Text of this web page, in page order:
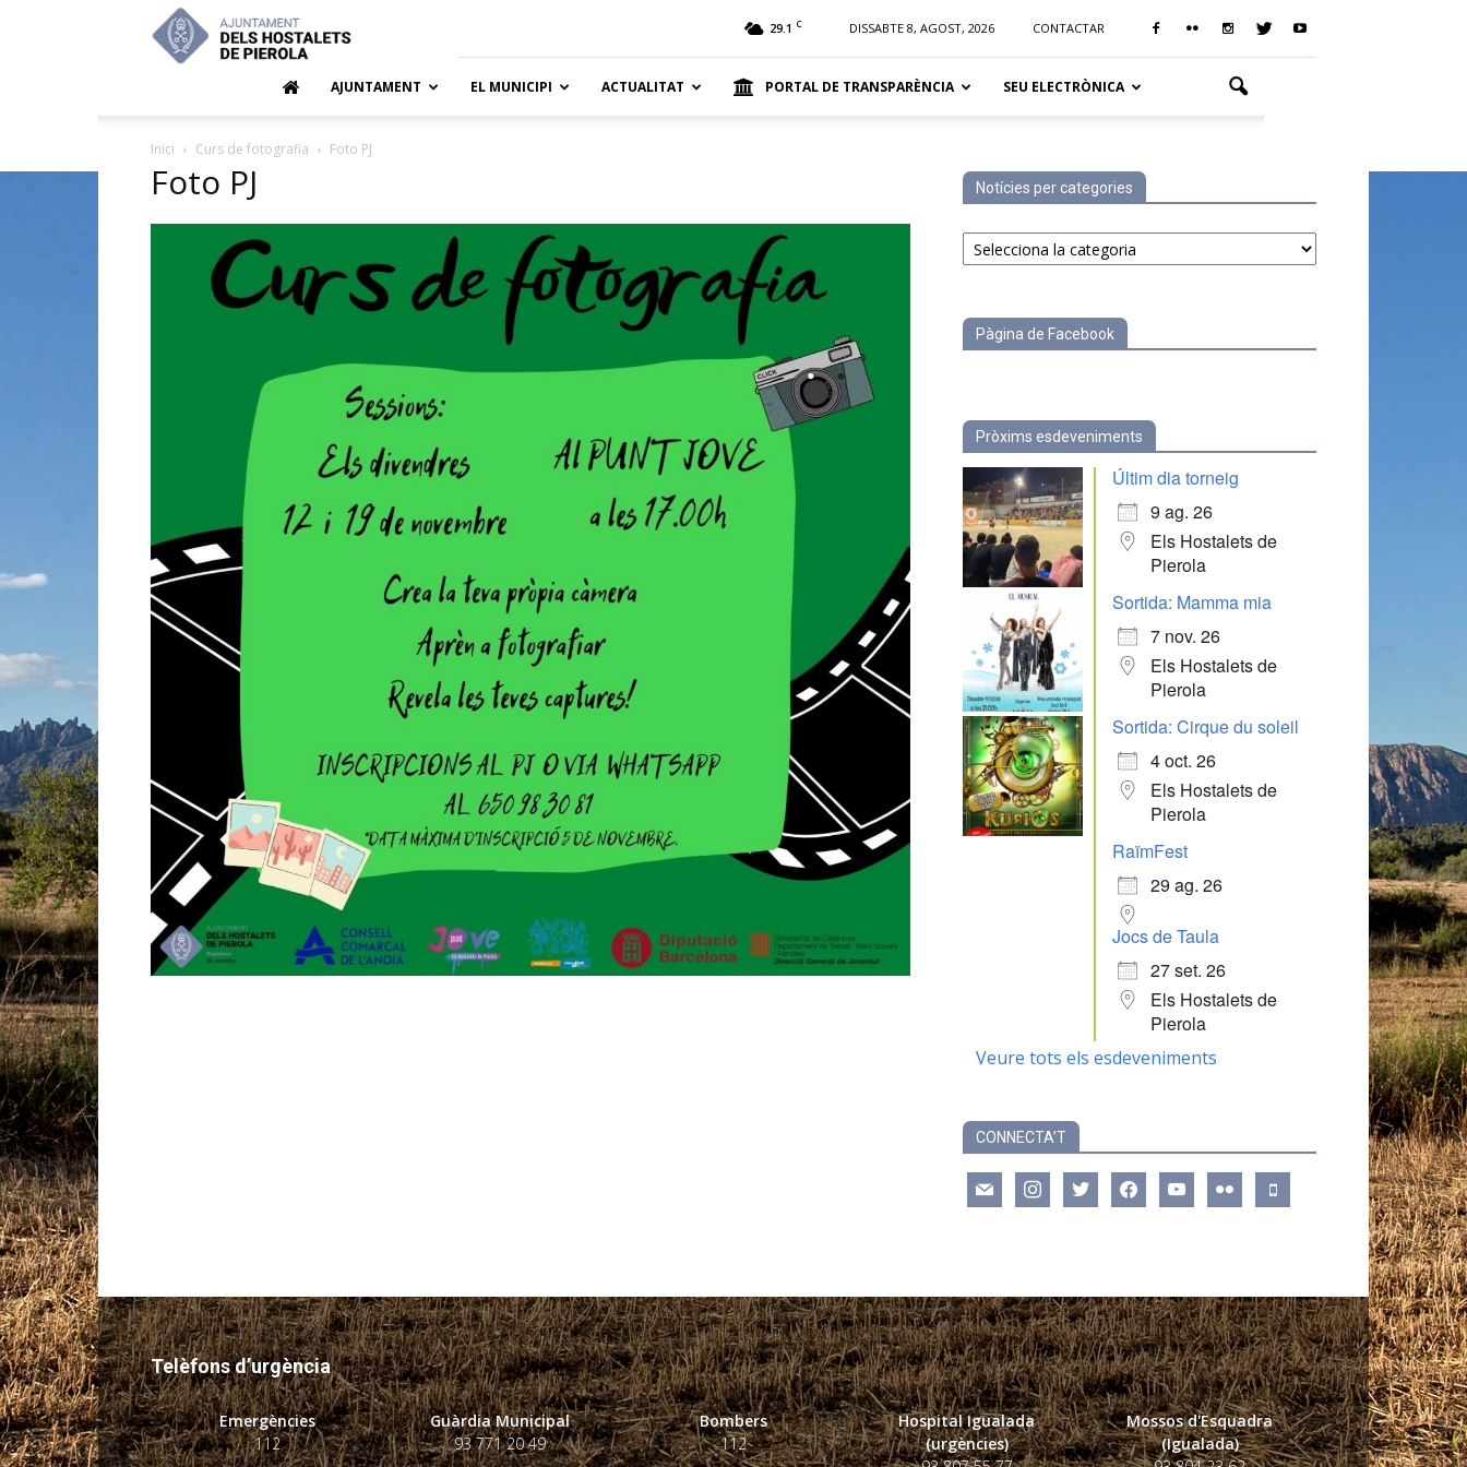
Hostalets
de
29.1 C DISSABTE 8, AGOST, 2026 CONTACTAR
AJUNTAMENT EL MUNICIPI ACTUALITAT PORTAL DE TRANSPARÈNCIA SEU ELECTRÒNICA
Inici Curs de fotografia Foto PJ
Foto PJ Notícies per categories
Notícies
per
Pàgina de Facebook
Pròxims esdeveniments
Últim dia torneig
9 ag. 26
Els Hostalets de
Pierola
Sortida: Mamma mia
7 nov. 26
Els Hostalets de
Pierola
Sortida: Cirque du soleil
4 oct. 26
Els Hostalets de
Pierola
RaïmFest
29 ag. 26
Jocs de Taula
27 set. 26
Els Hostalets de
Pierola
Veure tots els esdeveniments
CONNECTA’T
mail instagramtwitter facebookyoutube flickr mobile
Telèfons d’urgència
Emergències
112
Guàrdia Municipal
93 771 20 49
Bombers
112
Hospital Igualada
(urgències)
Mossos d'Esquadra
(Igualada)